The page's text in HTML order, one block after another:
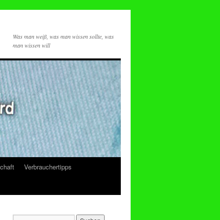
Was man weiß, was man wissen sollte, was
man wissen will
Verbrauchertipps